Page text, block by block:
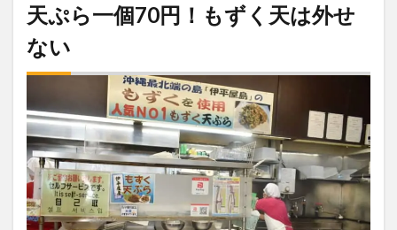
天ぷら一個70円！もずく天は外せ
ない